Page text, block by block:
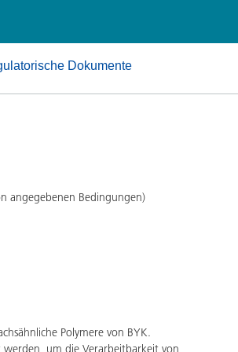
Dokumente
angegebenen Bedingungen)
Polymere von BYK.
werden, um die Verarbeitbarkeit von